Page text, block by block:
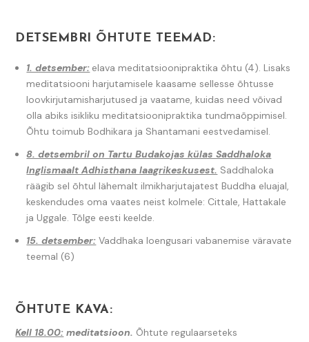
DETSEMBRI ÕHTUTE TEEMAD:
1. detsember: elava meditatsioonipraktika õhtu (4). Lisaks
meditatsiooni harjutamisele kaasame sellesse õhtusse
loovkirjutamisharjutused ja vaatame, kuidas need võivad
olla abiks isikliku meditatsioonipraktika tundmaõppimisel.
Õhtu toimub Bodhikara ja Shantamani eestvedamisel.
8. detsembril on Tartu Budakojas külas Saddhaloka
Inglismaalt Adhisthana laagrikeskusest. Saddhaloka
räägib sel õhtul lähemalt ilmikharjutajatest Buddha eluajal,
keskendudes oma vaates neist kolmele: Cittale, Hattakale
ja Uggale. Tõlge eesti keelde.
15. detsember: Vaddhaka loengusari vabanemise väravate
teemal (6)
ÕHTUTE KAVA:
Kell 18.00: meditatsioon. Õhtute regulaarseteks